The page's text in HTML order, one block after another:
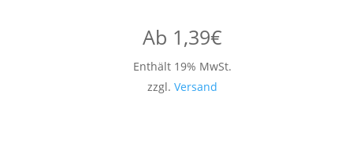
Ab 1,39€
Enthält 19% MwSt.
zzgl. Versand